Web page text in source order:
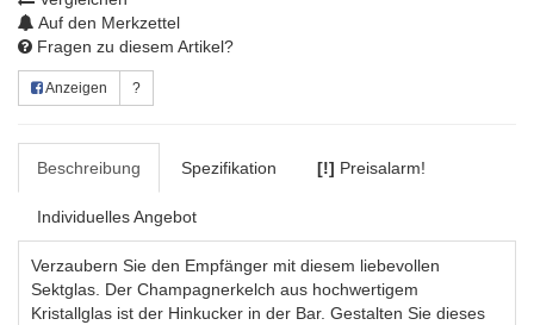
Auf den Merkzettel
Fragen zu diesem Artikel?
Anzeigen ?
Beschreibung Spezifikation [!] Preisalarm!
Individuelles Angebot
Verzaubern Sie den Empfänger mit diesem liebevollen
Sektglas. Der Champagnerkelch aus hochwertigem
Kristallglas ist der Hinkucker in der Bar. Gestalten Sie dieses